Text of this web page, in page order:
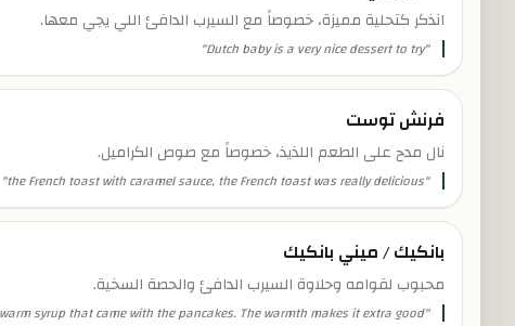
انذكر كتحلية مميزة، خصوصاً مع السيرب الدافئ اللي يجي معها.
"
Dutch baby is a very nice dessert to try
"
فرنش توست
نال مدح على الطعم اللذيذ، خصوصاً مع صوص الكراميل.
"
the French toast with caramel sauce, the French toast was really delicious
"
بانكيك / ميني بانكيك
محبوب لقوامه وحلاوة السيرب الدافئ والحصة السخية.
"
syrup that came with the pancakes. The warmth makes it extra good!